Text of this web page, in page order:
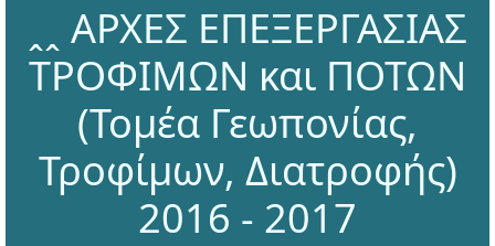
ꞈꞈ ΑΡΧΕΣ ΕΠΕΞΕΡΓΑΣΙΑΣ
ΤΡΟΦΙΜΩΝ και ΠΟΤΩΝ
(Τομέα Γεωπονίας,
Τροφίμων, Διατροφής)
2016 - 2017